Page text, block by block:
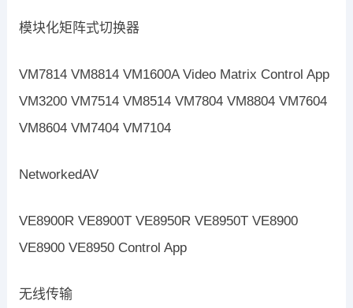
模块化矩阵式切换器
VM7814 VM8814 VM1600A Video Matrix Control App
VM3200 VM7514 VM8514 VM7804 VM8804 VM7604
VM8604 VM7404 VM7104
NetworkedAV
VE8900R VE8900T VE8950R VE8950T VE8900
VE8900 VE8950 Control App
无线传输